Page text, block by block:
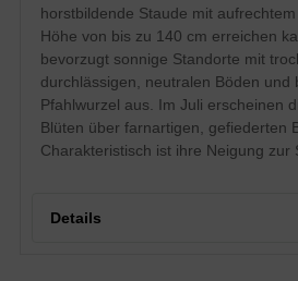
Blüte
Rosa, einfach,
Blütezeit
Juli
Wurzeln
Pfahlwurzel
Trockene, normal
Untergründe
Standort
Sonnig
Pflanzen
06. Apr
horstbildende Staude mit
Höhe von bis zu 140 cm erreichen
bevorzugt sonnige Standorte mit
durchlässigen, neutralen Böden und
Pfahlwurzel aus. Im Juli erscheinen
Blüten über farnartigen, gefiederten
Charakteristisch ist ihre Neigung zur
Details